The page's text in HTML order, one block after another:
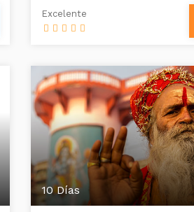
Excelente
10 Días